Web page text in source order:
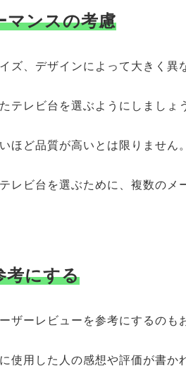
マンスの考慮
ズ、デザインによって大きく異
テレビ台を選ぶようにしましょ
ほど品質が高いとは限りません。
レビ台を選ぶために、複数のメ
考にする
ザーレビューを参考にするのも
使用した人の感想や評価が書か